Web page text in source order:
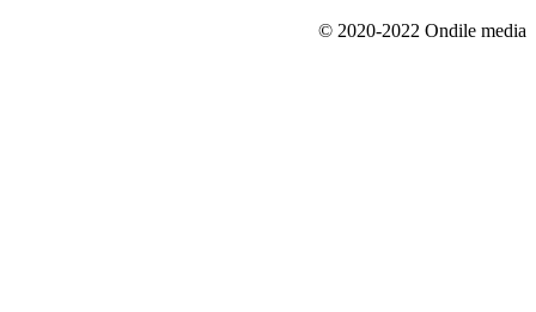
© 2020-2022 Ondile media